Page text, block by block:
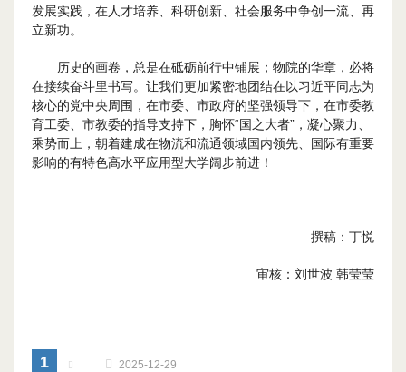
发展实践，在人才培养、科研创新、社会服务中争创一流、再
立新功。
历史的画卷，总是在砥砺前行中铺展；物院的华章，必将
在接续奋斗里书写。让我们更加紧密地团结在以习近平同志为
核心的党中央周围，在市委、市政府的坚强领导下，在市委教
育工委、市教委的指导支持下，胸怀“国之大者”，凝心聚力、
乘势而上，朝着建成在物流和流通领域国内领先、国际有重要
影响的有特色高水平应用型大学阔步前进！
撰稿：丁悦
审核：刘世波 韩莹莹
1 2025-12-29